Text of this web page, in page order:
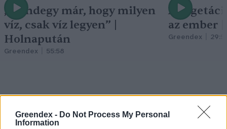
Greendex - Do Not Process My Personal
Information
„Mindegy már, hogy milyen
víz, csak víz legyen” |
Holnapután
Greendex 55:58
A
az ember
Greendex
Pár éven belül